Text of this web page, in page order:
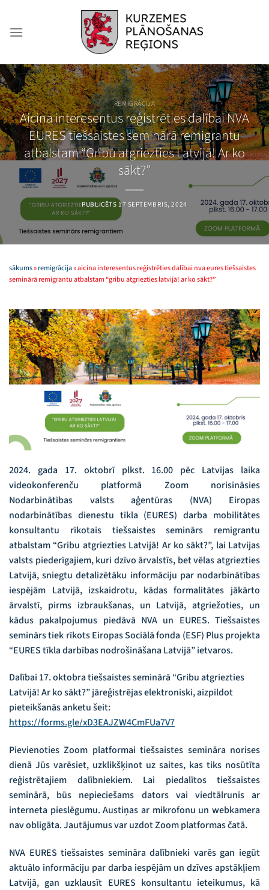
content
REMIGRĀCIJA
Aicina interesentus reģistrēties dalībai NVA
EURES tiešsaistes seminārā remigrantu
atbalstam “Gribu atgriezties Latvijā! Ar ko
sākt?”
PUBLICĒTS 17 SEPTEMBRIS, 2024
sākums»remigrācija»aicina interesentus reģistrēties dalībai nva eures tiešsaistes
seminārā remigrantu atbalstam “gribu atgriezties latvijā! ar ko sākt?”
2024. gada 17. oktobrī plkst. 16.00 pēc Latvijas laika
videokonferenču platformā Zoom norisināsies
Nodarbinātības valsts aģentūras (NVA) Eiropas
nodarbinātības dienestu tīkla (EURES) darba mobilitātes
konsultantu rīkotais tiešsaistes seminārs remigrantu
atbalstam “Gribu atgriezties Latvijā! Ar ko sākt?”, lai Latvijas
valsts piederīgajiem, kuri dzīvo ārvalstīs, bet vēlas atgriezties
Latvijā, sniegtu detalizētāku informāciju par nodarbinātības
iespējām Latvijā, izskaidrotu, kādas formalitātes jākārto
ārvalstī, pirms izbraukšanas, un Latvijā, atgriežoties, un
kādus pakalpojumus piedāvā NVA un EURES. Tiešsaistes
seminārs tiek rīkots Eiropas Sociālā fonda (ESF) Plus projekta
“EURES tīkla darbības nodrošināšana Latvijā” ietvaros.
Dalībai 17. oktobra tiešsaistes seminārā “Gribu atgriezties
Latvijā! Ar ko sākt?” jāreģistrējas elektroniski, aizpildot
pieteikšanās anketu šeit:
https://forms.gle/xD3EAJZW4CmFUa7V7
Pievienoties Zoom platformai tiešsaistes semināra norises
dienā Jūs varēsiet, uzklikšķinot uz saites, kas tiks nosūtīta
reģistrētajiem dalībniekiem. Lai piedalītos tiešsaistes
seminārā, būs nepieciešams dators vai viedtālrunis ar
interneta pieslēgumu. Austiņas ar mikrofonu un webkamera
nav obligāta. Jautājumus var uzdot Zoom platformas čatā.
NVA EURES tiešsaistes semināra dalībnieki varēs gan iegūt
aktuālo informāciju par darba iespējām un dzīves apstākļiem
Latvijā, gan uzklausīt EURES konsultantu ieteikumus, kā